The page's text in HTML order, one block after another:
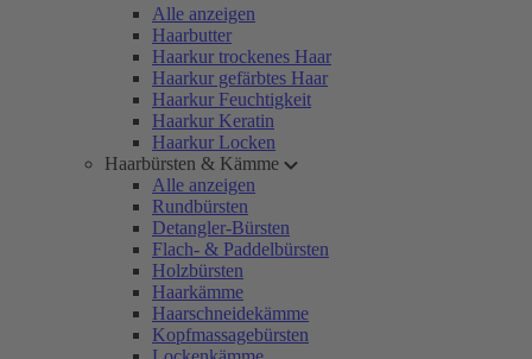
Alle anzeigen
Haarbutter
Haarkur trockenes Haar
Haarkur gefärbtes Haar
Haarkur Feuchtigkeit
Haarkur Keratin
Haarkur Locken
Haarbürsten & Kämme
Alle anzeigen
Rundbürsten
Detangler-Bürsten
Flach- & Paddelbürsten
Holzbürsten
Haarkämme
Haarschneidekämme
Kopfmassagebürsten